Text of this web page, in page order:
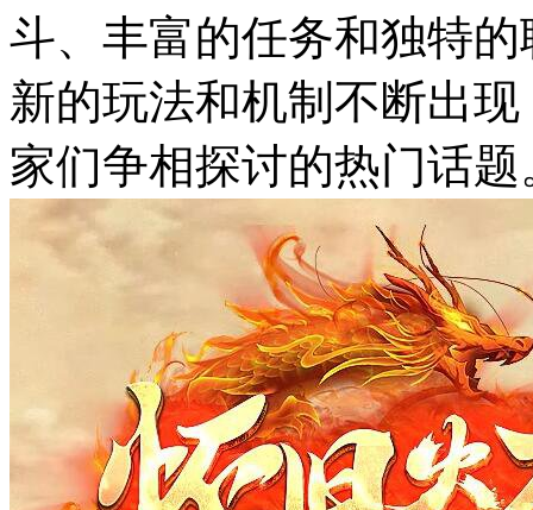
斗、丰富的任务和独特
新的玩法和机制不断出
家们争相探讨的热门话题